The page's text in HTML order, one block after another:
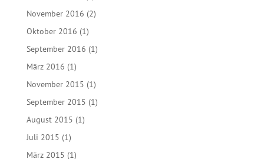
November 2016 (2)
Oktober 2016 (1)
September 2016 (1)
März 2016 (1)
November 2015 (1)
September 2015 (1)
August 2015 (1)
Juli 2015 (1)
März 2015 (1)